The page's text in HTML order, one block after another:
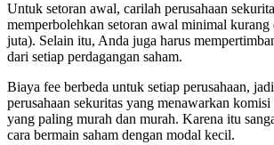
Untuk setoran awal, carilah perusahaan
memperbolehkan setoran awal minimal
juta). Selain itu, Anda juga harus
dari setiap perdagangan saham.
Biaya fee berbeda untuk setiap perusahaan,
perusahaan sekuritas yang menawarkan komisi
yang paling murah dan murah. Karena itu
cara bermain saham dengan modal kecil.